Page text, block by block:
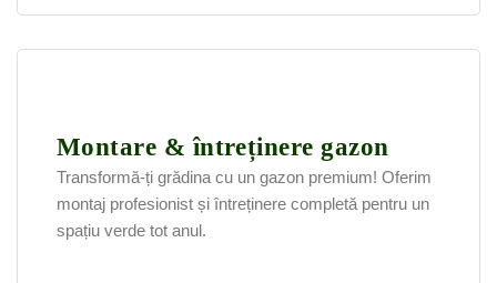
Montare & întreținere gazon
Transformă-ți grădina cu un gazon premium! Oferim
montaj profesionist și întreținere completă pentru un
spațiu verde tot anul.